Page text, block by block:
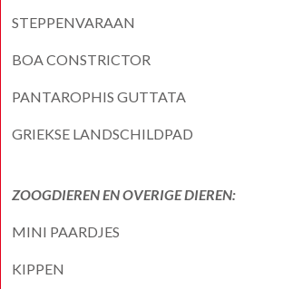
STEPPENVARAAN
BOA CONSTRICTOR
PANTAROPHIS GUTTATA
GRIEKSE LANDSCHILDPAD
ZOOGDIEREN EN OVERIGE DIEREN:
MINI PAARDJES
KIPPEN